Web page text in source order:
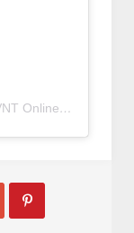
Uma publicação compartilhada por VNT Online (@vntonline)
